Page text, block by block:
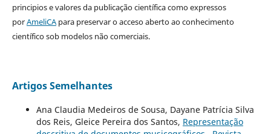
principios e valores da publicação científica como expressos
porAmeliCApara preservar o acceso aberto ao conhecimento
científico sob modelos não comerciais.
Artigos Semelhantes
Ana Claudia Medeiros de Sousa, Dayane Patrícia Silva
dos Reis, Gleice Pereira dos Santos, Representação